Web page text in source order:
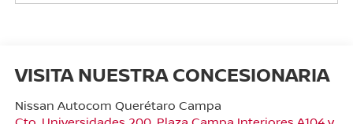
VISITA NUESTRA CONCESIONARIA
Nissan Autocom Querétaro Campa